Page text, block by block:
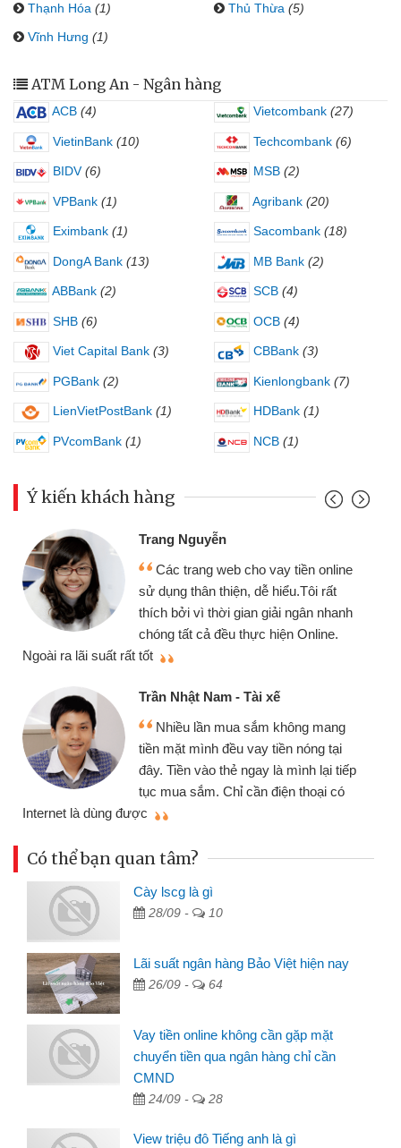
Thạnh Hóa (1) Thủ Thừa (5)
Vĩnh Hưng (1)
ATM Long An - Ngân hàng
ACB (4) Vietcombank (27)
VietinBank (10) Techcombank (6)
BIDV (6) MSB (2)
VPBank (1) Agribank (20)
Eximbank (1) Sacombank (18)
DongA Bank (13) MB Bank (2)
ABBank (2) SCB (4)
SHB (6) OCB (4)
Viet Capital Bank (3) CBBank (3)
PGBank (2) Kienlongbank (7)
LienVietPostBank (1) HDBank (1)
PVcomBank (1) NCB (1)
Ý kiến khách hàng
Trang Nguyễn
Các trang web cho vay tiền online
sử dụng thân thiện, dễ hiểu.Tôi rất
thích bởi vì thời gian giải ngân nhanh
chóng tất cả đều thực hiện Online.
Ngoài ra lãi suất rất tốt
Trần Nhật Nam - Tài xế
Nhiều lần mua sắm không mang
tiền mặt mình đều vay tiền nóng tại
đây. Tiền vào thẻ ngay là mình lại tiếp
tục mua sắm. Chỉ cần điện thoại có
Internet là dùng được
Có thể bạn quan tâm?
Cày lscg là gì
28/09 - 10
Lãi suất ngân hàng Bảo Việt hiện nay
26/09 - 64
Vay tiền online không cần gặp mặt
chuyển tiền qua ngân hàng chỉ cần
CMND
24/09 - 28
View triệu đô Tiếng anh là gì